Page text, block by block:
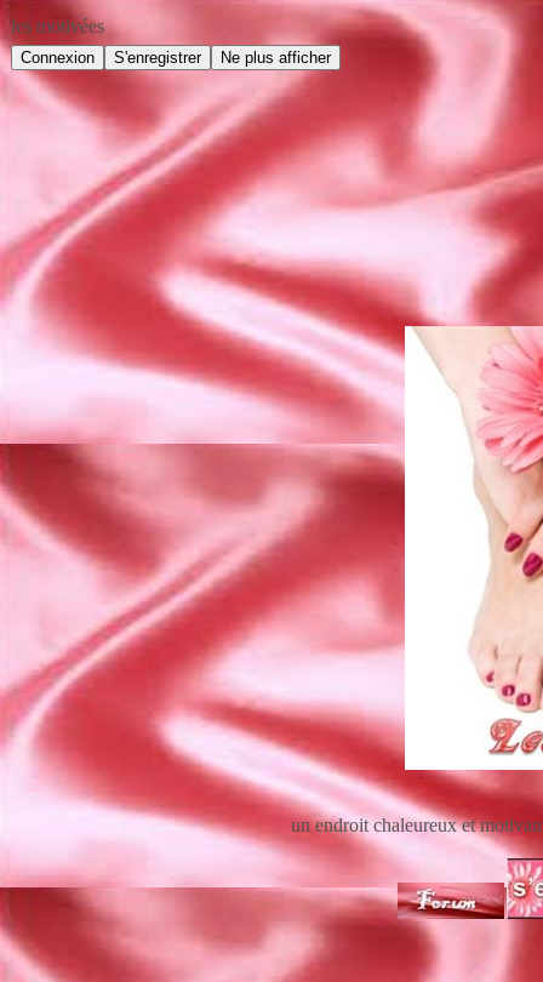
les motivées
un endroit chaleureux et